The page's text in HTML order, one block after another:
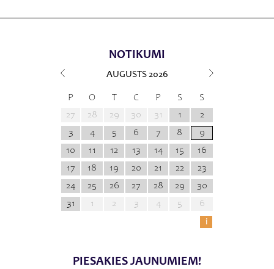
NOTIKUMI
AUGUSTS 2026
P O T C P S
S
27
28 29 30 31 1
2
3
4 5 6 7 8
9
10
11 12 13 14 15
16
17
18 19 20 21 22
23
24
25 26 27 28 29
30
31
1 2 3 4 5
6
i
PIESAKIES JAUNUMIEM!